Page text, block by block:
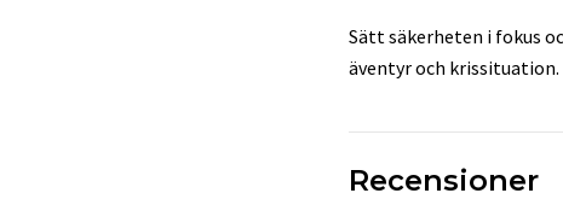
Sätt säkerheten i fokus
äventyr och krissituation.
Recensioner